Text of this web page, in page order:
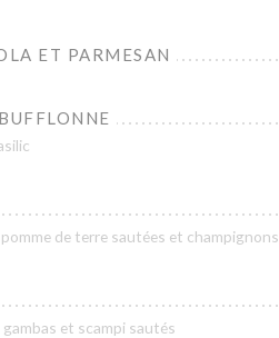
ET PARMESAN
de terre sautées et champignons
et scampi sautés